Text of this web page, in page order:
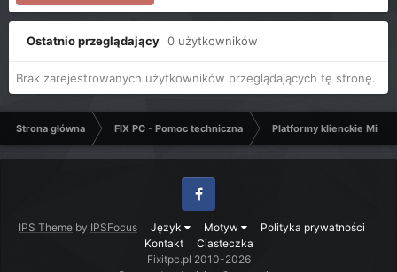
Ostatnio przeglądający 0 użytkowników
Brak zarejestrowanych użytkowników przeglądających tę stronę.
Strona główna FIX PC - Pomoc techniczna Platformy klienckie
IPS Theme by IPSFocus Język Motyw
Polityka prywatności
Kontakt
Ciasteczka
Facebook
Fixitpc.pl 2010-2026